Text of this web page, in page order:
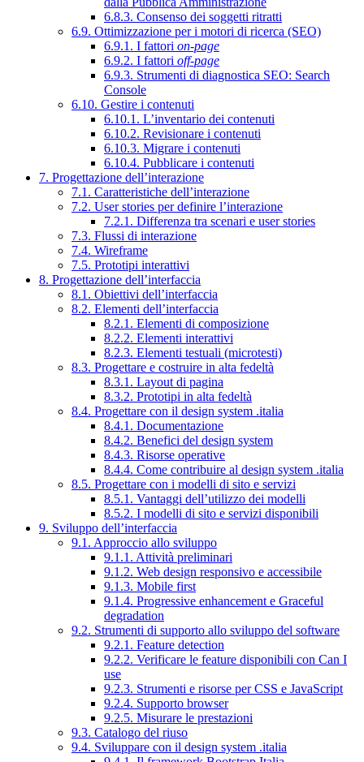
6.8.3. Consenso dei soggetti ritratti
6.9. Ottimizzazione per i motori di ricerca (SEO)
6.9.1. I fattori on-page
6.9.2. I fattori off-page
6.9.3. Strumenti di diagnostica SEO: Search
Console
6.10. Gestire i contenuti
6.10.1. L’inventario dei contenuti
6.10.2. Revisionare i contenuti
6.10.3. Migrare i contenuti
6.10.4. Pubblicare i contenuti
7. Progettazione dell’interazione
7.1. Caratteristiche dell’interazione
7.2. User stories per definire l’interazione
7.2.1. Differenza tra scenari e user stories
7.3. Flussi di interazione
7.4. Wireframe
7.5. Prototipi interattivi
8. Progettazione dell’interfaccia
8.1. Obiettivi dell’interfaccia
8.2. Elementi dell’interfaccia
8.2.1. Elementi di composizione
8.2.2. Elementi interattivi
8.2.3. Elementi testuali (microtesti)
8.3. Progettare e costruire in alta fedeltà
8.3.1. Layout di pagina
8.3.2. Prototipi in alta fedeltà
8.4. Progettare con il design system .italia
8.4.1. Documentazione
8.4.2. Benefici del design system
8.4.3. Risorse operative
8.4.4. Come contribuire al design system .italia
8.5. Progettare con i modelli di sito e servizi
8.5.1. Vantaggi dell’utilizzo dei modelli
8.5.2. I modelli di sito e servizi disponibili
9. Sviluppo dell’interfaccia
9.1. Approccio allo sviluppo
9.1.1. Attività preliminari
9.1.2. Web design responsivo e accessibile
9.1.3. Mobile first
9.1.4. Progressive enhancement e Graceful
degradation
9.2. Strumenti di supporto allo sviluppo del software
9.2.1. Feature detection
9.2.2. Verificare le feature disponibili con Can I
use
9.2.3. Strumenti e risorse per CSS e JavaScript
9.2.4. Supporto browser
9.2.5. Misurare le prestazioni
9.3. Catalogo del riuso
9.4. Sviluppare con il design system .italia